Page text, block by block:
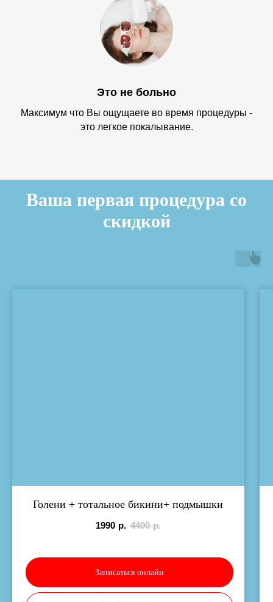
Это не больно
Максимум что Вы ощущаете во время процедуры -
это легкое покалывание.
Ваша первая процедура со
скидкой
Голени + тотальное бикини+ подмышки
1990 р. 4400 р.
Записаться онлайн